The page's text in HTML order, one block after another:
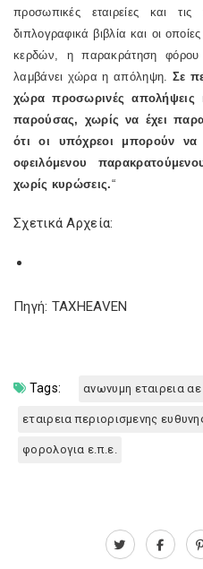
προσωπικές εταιρείες και
διπλογραφικά βιβλία και οι
κερδών, η παρακράτηση φόρου
λαμβάνει χώρα η απόληψη. Σε
χώρα προσωρινές απολήψεις
παρούσας, χωρίς να έχει
ότι οι υπόχρεοι μπορούν
οφειλόμενου
χωρίς κυρώσεις.“
Σχετικά Αρχεία:
Πηγή: TAXHEAVEN
Tags: ανωνυμη εταιρεια αε
εταιρεια περιορισμενης
φορολογια ε.π.ε.